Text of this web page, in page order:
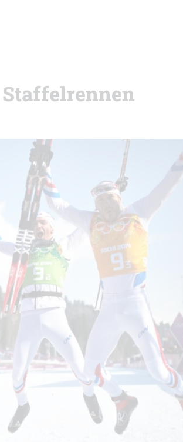
Staffelrennen